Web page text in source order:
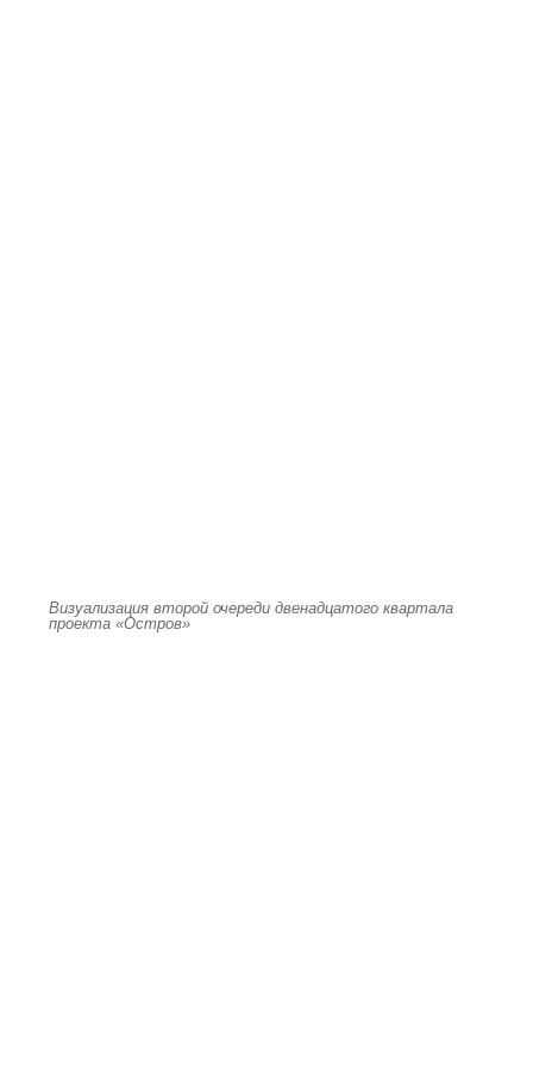
Визуализация второй очереди двенадцатого квартала
проекта «Остров»